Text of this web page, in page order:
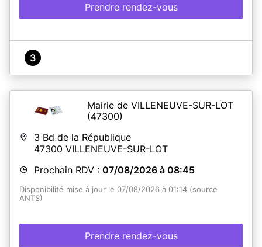
Prendre rendez-vous
3
Mairie de VILLENEUVE-SUR-LOT
(47300)
3 Bd de la République
47300 VILLENEUVE-SUR-LOT
Prochain RDV : 07/08/2026 à 08:45
Disponibilité mise à jour le 07/08/2026 à 01:14 (source
ANTS)
Prendre rendez-vous